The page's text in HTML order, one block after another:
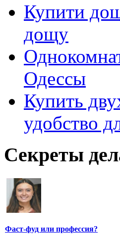
Купити
дощу
Одессы
Купить
удобство
Секреты
Фаст-фуд или профессия?